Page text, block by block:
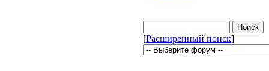
[Расширенный поиск]